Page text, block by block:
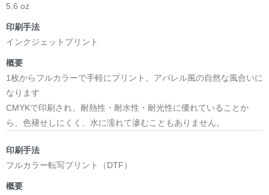
5.6 oz
印刷手法
インクジェットプリント
概要
1枚からフルカラーで手軽にプリント。アパレル風の自然な風合いに
なります
CMYKで印刷され、耐熱性・耐水性・耐光性に優れていることか
ら、色褪せしにくく、水に濡れて滲むこともありません。
印刷手法
フルカラー転写プリント（DTF）
概要